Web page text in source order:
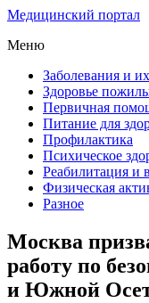
Медицинский портал
Меню
Заболевания и
Здоровье
Первичная
Питание для
Профилактика
Психическое
Реабилитация и
Физическая
Разное
Москва
работу по
и Южной